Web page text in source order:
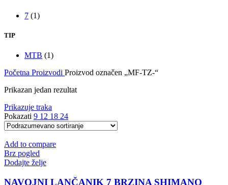
7 (1)
TIP
MTB (1)
Početna Proizvodi Proizvod označen „MF-TZ-“
Prikazan jedan rezultat
Prikazuje traka
Pokazati 9 12 18 24
Add to compare
Brz pogled
Dodajte želje
NAVOJNI LANČANIK 7 BRZINA SHIMANO